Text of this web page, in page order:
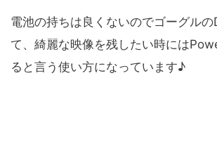
電池の持ちは良くないのでゴーグルの
て、綺麗な映像を残したい時には
ると言う使い方になっています♪